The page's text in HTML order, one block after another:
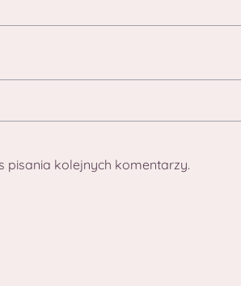
kolejnych komentarzy.